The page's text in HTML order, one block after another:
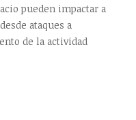
pueden impactar a
ataques a
de la actividad